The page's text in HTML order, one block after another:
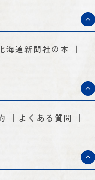
海道新聞社の本
よくある質問